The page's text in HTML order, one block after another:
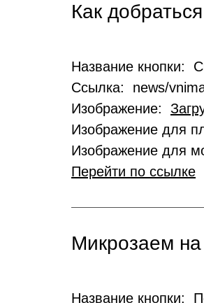
Как
Название кнопки:
Ссылка: news/
Изображение:
Изображение для
Изображение для
Перейти по ссылке
Микрозаем
Название кнопки: